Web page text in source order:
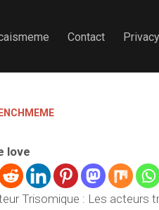
Contact
love
Trisomique : Les acteurs